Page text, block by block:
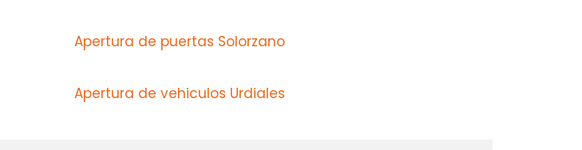
Apertura de puertas Solorzano
Apertura de vehiculos Urdiales